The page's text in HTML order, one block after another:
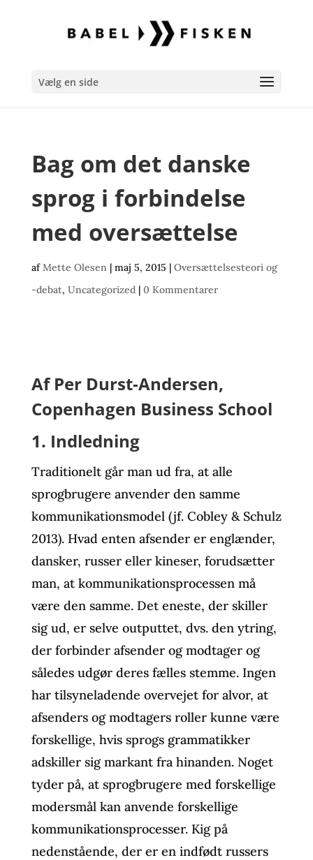
Vælg en side
Bag om det danske
sprog i forbindelse
med oversættelse
afMette Olesen| maj 5, 2015 | Oversættelsesteori og
-debat, Uncategorized| 0 Kommentarer
Af Per Durst-Andersen,
Copenhagen Business School
1. Indledning
Traditionelt går man ud fra, at alle
sprogbrugere anvender den samme
kommunikationsmodel (jf. Cobley & Schulz
2013). Hvad enten afsender er englænder,
dansker, russer eller kineser, forudsætter
man, at kommunikationsprocessen må
være den samme. Det eneste, der skiller
sig ud, er selve outputtet, dvs. den ytring,
der forbinder afsender og modtager og
således udgør deres fælles stemme. Ingen
har tilsyneladende overvejet for alvor, at
afsenders og modtagers roller kunne være
forskellige, hvis sprogs grammatikker
adskiller sig markant fra hinanden. Noget
tyder på, at sprogbrugere med forskellige
modersmål kan anvende forskellige
kommunikationsprocesser. Kig på
nedenstående, der er en indfødt russers